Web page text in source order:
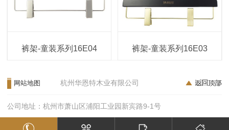
裤架-童装系列16E04 裤架-童装系列16E03
网站地图 杭州华恩特木业有限公司
公司地址：杭州市萧山区浦阳工业园新宾路9-1号